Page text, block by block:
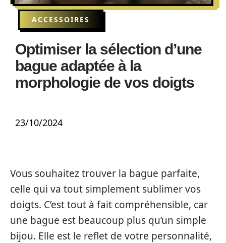
ACCESSOIRES
Optimiser la sélection d’une
bague adaptée à la
morphologie de vos doigts
23/10/2024
Vous souhaitez trouver la bague parfaite,
celle qui va tout simplement sublimer vos
doigts. C’est tout à fait compréhensible, car
une bague est beaucoup plus qu’un simple
bijou. Elle est le reflet de votre personnalité,